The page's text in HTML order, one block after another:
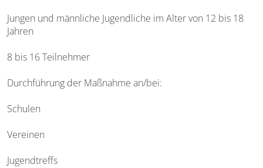
Jungen und männliche Jugendliche im Alter von 12 bis 18
Jahren
8 bis 16 Teilnehmer
Durchführung der Maßnahme an/bei:
Schulen
Vereinen
Jugendtreffs